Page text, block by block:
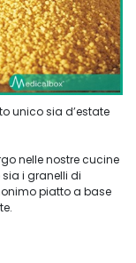
unico sia d’estate
nelle nostre cucine
i granelli di
piatto a base